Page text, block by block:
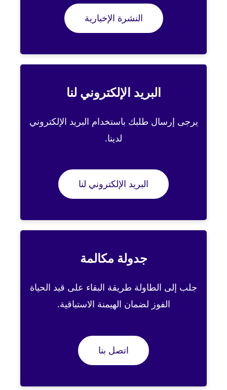
النشرة الإخبارية
البريد الإلكتروني لنا
يرجى إرسال طلبك باستخدام البريد الإلكتروني
لدينا.
البريد الإلكتروني لنا
جدولة مكالمة
جلب إلى الطاولة طريقة البقاء على قيد الحياة
الفوز لضمان الهيمنة الاستباقية.
اتصل بنا